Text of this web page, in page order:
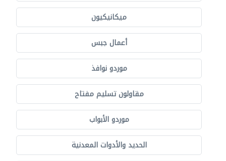
ميكانيكيون
أعمال جبس
موردو نوافذ
مقاولون تسليم مفتاح
موردو الأبواب
الحديد والأدوات المعدنية